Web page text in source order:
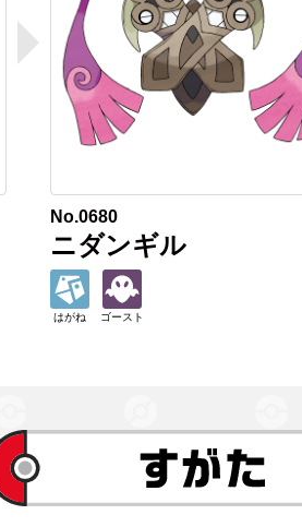
No.0680
ニダンギル
はがね ゴースト